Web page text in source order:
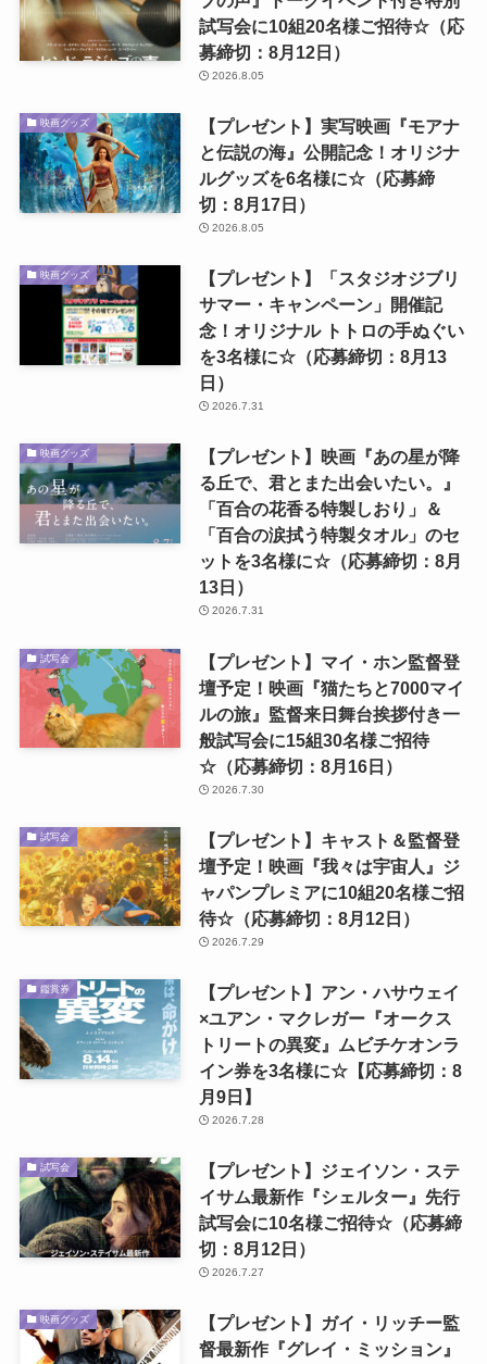
試写会に10組20名様ご招待☆（応
募締切：8月12日）
2026.8.05
映画グッズ
【プレゼント】実写映画『モアナ
と伝説の海』公開記念！オリジナ
ルグッズを6名様に☆（応募締
切：8月17日）
2026.8.05
映画グッズ
【プレゼント】「スタジオジブリ
サマー・キャンペーン」開催記
念！オリジナル トトロの手ぬぐい
を3名様に☆（応募締切：8月13
日）
2026.7.31
映画グッズ
【プレゼント】映画『あの星が降
る丘で、君とまた出会いたい。』
「百合の花香る特製しおり」＆
「百合の涙拭う特製タオル」のセ
ットを3名様に☆（応募締切：8月
13日）
2026.7.31
試写会
【プレゼント】マイ・ホン監督登
壇予定！映画『猫たちと7000マイ
ルの旅』監督来日舞台挨拶付き一
般試写会に15組30名様ご招待
☆（応募締切：8月16日）
2026.7.30
試写会
【プレゼント】キャスト＆監督登
壇予定！映画『我々は宇宙人』ジ
ャパンプレミアに10組20名様ご招
待☆（応募締切：8月12日）
2026.7.29
鑑賞券
【プレゼント】アン・ハサウェイ
×ユアン・マクレガー『オークス
トリートの異変』ムビチケオンラ
イン券を3名様に☆【応募締切：8
月9日】
2026.7.28
試写会
【プレゼント】ジェイソン・ステ
イサム最新作『シェルター』先行
試写会に10名様ご招待☆（応募締
切：8月12日）
2026.7.27
映画グッズ
【プレゼント】ガイ・リッチー監
督最新作『グレイ・ミッション』